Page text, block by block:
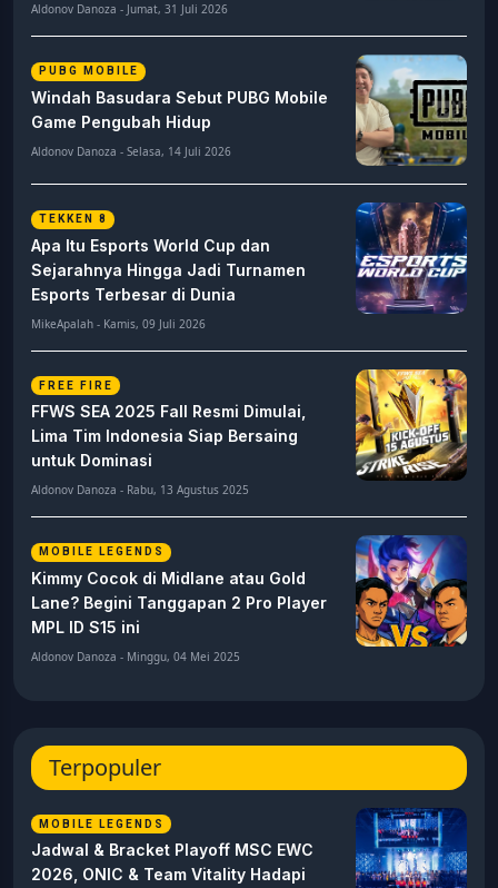
Aldonov Danoza - Jumat, 31 Juli 2026
PUBG MOBILE
Windah Basudara Sebut PUBG Mobile
Game Pengubah Hidup
Aldonov Danoza - Selasa, 14 Juli 2026
TEKKEN 8
Apa Itu Esports World Cup dan
Sejarahnya Hingga Jadi Turnamen
Esports Terbesar di Dunia
MikeApalah - Kamis, 09 Juli 2026
FREE FIRE
FFWS SEA 2025 Fall Resmi Dimulai,
Lima Tim Indonesia Siap Bersaing
untuk Dominasi
Aldonov Danoza - Rabu, 13 Agustus 2025
MOBILE LEGENDS
Kimmy Cocok di Midlane atau Gold
Lane? Begini Tanggapan 2 Pro Player
MPL ID S15 ini
Aldonov Danoza - Minggu, 04 Mei 2025
Terpopuler
MOBILE LEGENDS
Jadwal & Bracket Playoff MSC EWC
2026, ONIC & Team Vitality Hadapi